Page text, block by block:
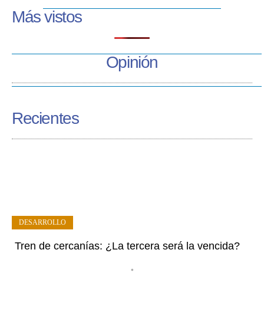
Más vistos
Opinión
Recientes
Tren de cercanías: ¿La tercera será la vencida?
•
DESARROLLO